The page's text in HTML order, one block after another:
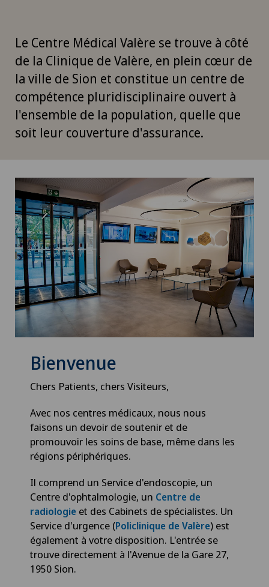
Le Centre Médical Valère se trouve à côté
de la Clinique de Valère, en plein cœur de
la ville de Sion et constitue un centre de
compétence pluridisciplinaire ouvert à
l'ensemble de la population, quelle que
soit leur couverture d'assurance.
Bienvenue
Chers Patients, chers Visiteurs,
Avec nos centres médicaux, nous nous
faisons un devoir de soutenir et de
promouvoir les soins de base, même dans les
régions périphériques.
Il comprend un Service d'endoscopie, un
Centre d'ophtalmologie, un Centre de
radiologie et des Cabinets de spécialistes. Un
Service d'urgence (Policlinique de Valère) est
également à votre disposition. L'entrée se
trouve directement à l'Avenue de la Gare 27,
1950 Sion.